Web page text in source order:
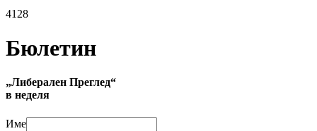
4128
Бюлетин
„Либерален Преглед“
в неделя
Име